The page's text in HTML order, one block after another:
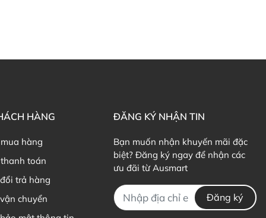
HÀNG
hàng
toán
trả hàng
chuyển
ĐĂNG KÝ NHẬN TIN
Bạn muốn nhận khuyến mãi đặc
biệt? Đăng ký ngay để nhận các
ưu đãi từ Ausmart
Đăng ký